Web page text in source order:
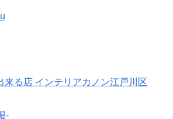
来る店 インテリアカノン江戸川区
-